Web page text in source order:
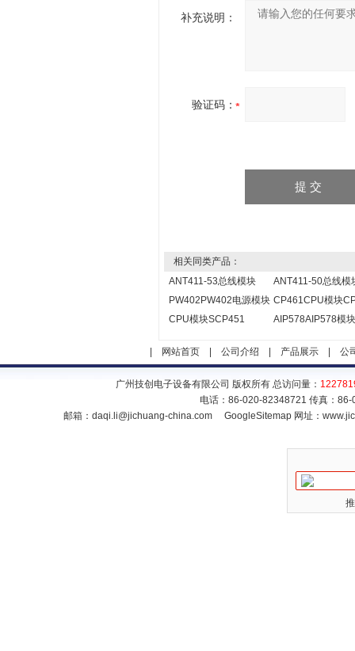
补充说明：
验证码：
相关同类产品：
ANT411-53总线模块
ANT411-50总线模
PW402PW402电源模块 CP461CPU模块
CPU模块SCP451
AIP578AIP578模块
网站首页| 公司介绍 产品展示| 公
广州技创电子设备有限公司 版权所有 总访问量：
电话：86-020-82348721 传真：
邮箱： daqi.li@jichuang-china.com GoogleSitemap 网址：